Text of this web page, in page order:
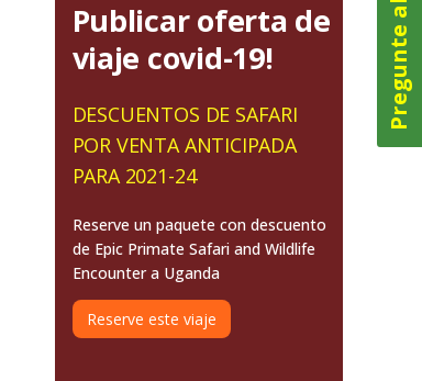
Publicar oferta de
viaje covid-19!
DESCUENTOS DE SAFARI
POR VENTA ANTICIPADA
PARA 2021-24
Reserve un paquete con descuento
de Epic Primate Safari and Wildlife
Encounter a Uganda
Reserve este viaje
Pregunte ahora